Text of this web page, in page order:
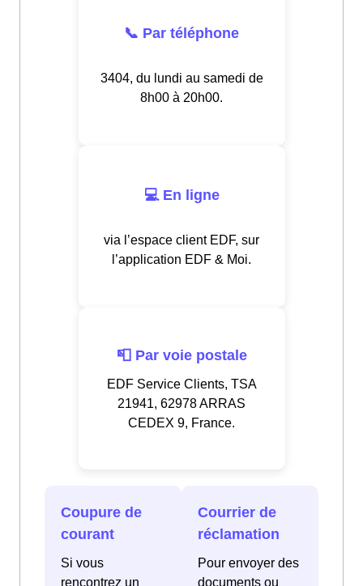
📞 Par téléphone
3404, du lundi au samedi de
8h00 à 20h00.
💻 En ligne
via l’espace client EDF, sur
l’application EDF & Moi.
📮 Par voie postale
EDF Service Clients, TSA
21941, 62978 ARRAS
CEDEX 9, France.
Coupure de
courant
Si vous
rencontrez un
Courrier de
réclamation
Pour envoyer des
documents ou